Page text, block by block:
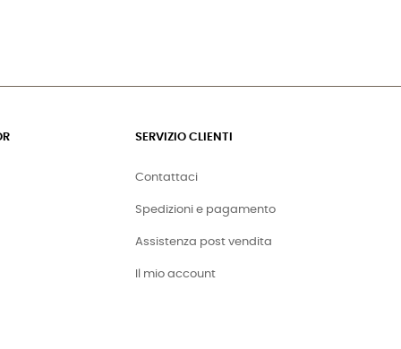
SERVIZIO CLIENTI
Contattaci
Spedizioni e pagamento
Assistenza post vendita
Il mio account